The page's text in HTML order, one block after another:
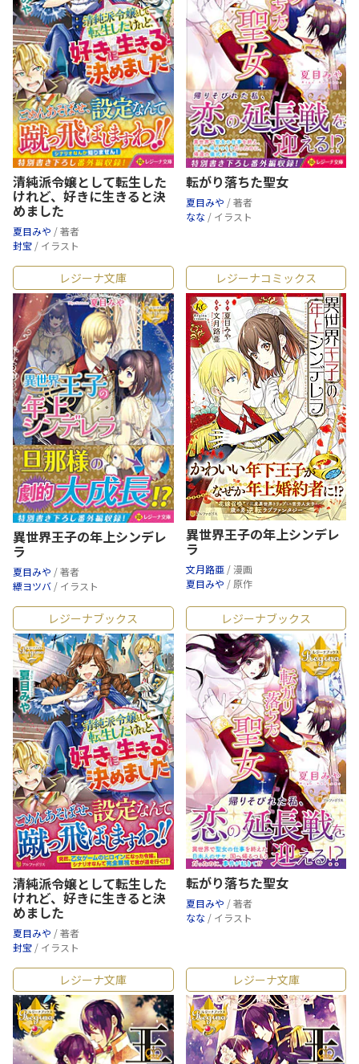
清純派令嬢として転生した
けれど、好きに生きると決
めました
夏目みや / 著者
封宝 / イラスト
転がり落ちた聖女
夏目みや / 著者
なな / イラスト
レジーナ文庫
異世界王子の年上シンデレ
ラ
夏目みや / 著者
縹ヨツバ / イラスト
レジーナコミックス
異世界王子の年上シンデレ
ラ
文月路亜 / 漫画
夏目みや / 原作
レジーナブックス
清純派令嬢として転生した
けれど、好きに生きると決
めました
夏目みや / 著者
封宝 / イラスト
レジーナブックス
転がり落ちた聖女
夏目みや / 著者
なな / イラスト
レジーナ文庫 レジーナ文庫